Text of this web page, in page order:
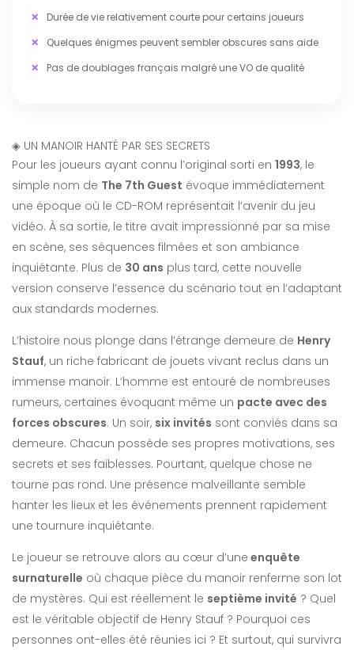
Durée de vie relativement courte pour certains joueurs
Quelques énigmes peuvent sembler obscures sans aide
Pas de doublages français malgré une VO de qualité
◈ UN MANOIR HANTÉ PAR SES SECRETS
Pour les joueurs ayant connu l’original sorti en 1993, le
simple nom de The 7th Guest évoque immédiatement
une époque où le CD-ROM représentait l’avenir du jeu
vidéo. À sa sortie, le titre avait impressionné par sa mise
en scène, ses séquences filmées et son ambiance
inquiétante. Plus de 30 ans plus tard, cette nouvelle
version conserve l’essence du scénario tout en l’adaptant
aux standards modernes.
L’histoire nous plonge dans l’étrange demeure de Henry
Stauf, un riche fabricant de jouets vivant reclus dans un
immense manoir. L’homme est entouré de nombreuses
rumeurs, certaines évoquant même un pacte avec des
forces obscures. Un soir, six invités sont conviés dans sa
demeure. Chacun possède ses propres motivations, ses
secrets et ses faiblesses. Pourtant, quelque chose ne
tourne pas rond. Une présence malveillante semble
hanter les lieux et les événements prennent rapidement
une tournure inquiétante.
Le joueur se retrouve alors au cœur d’une enquête
surnaturelle où chaque pièce du manoir renferme son lot
de mystères. Qui est réellement le septième invité ? Quel
est le véritable objectif de Henry Stauf ? Pourquoi ces
personnes ont-elles été réunies ici ? Et surtout, qui survivra